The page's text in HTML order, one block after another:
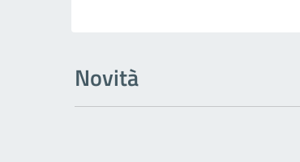
Novità